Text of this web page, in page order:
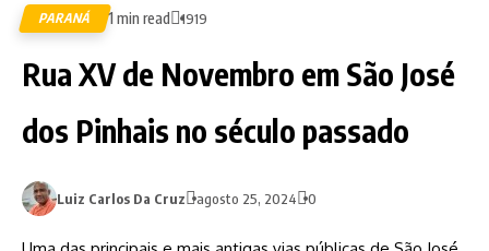
PARANÁ 1 min read 1919
Rua XV de Novembro em São José
dos Pinhais no século passado
Luiz Carlos Da Cruz agosto 25, 2024 0